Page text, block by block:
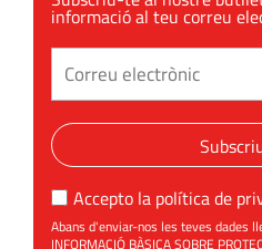
informació al teu correu
Accepto la política de
Abans d'enviar-nos les teves dades
INFORMACIÓ BÀSICA SOBRE